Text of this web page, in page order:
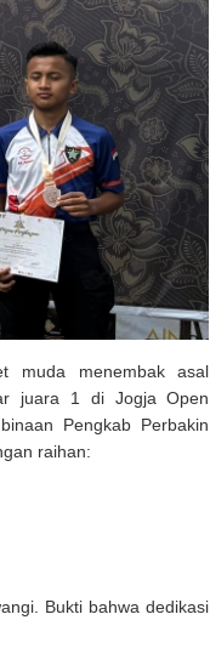
muda menembak asal
juara 1 di Jogja Open
Pengkab Perbakin
raihan:
Bukti bahwa dedikasi